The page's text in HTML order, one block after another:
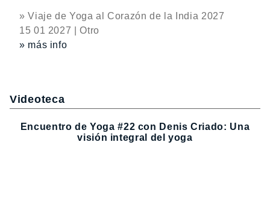
» Viaje de Yoga al Corazón de la India 2027
15 01 2027 | Otro
» más info
Videoteca
Encuentro de Yoga #22 con Denis Criado: Una
visión integral del yoga